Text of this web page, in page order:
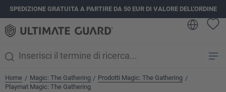
principale
SPEDIZIONE GRATUITA A PARTIRE DA 50 EUR DI VALORE DELL'ORDINE
Home / Magic: The Gathering / Prodotti Magic: The Gathering /
Playmat Magic: The Gathering